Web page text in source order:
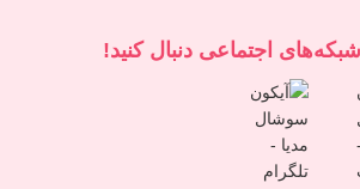
اجتماعی دنبال کنید!